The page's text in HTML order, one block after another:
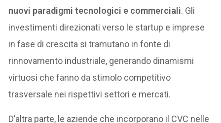
nuovi paradigmi tecnologici e commerciali. Gli
investimenti direzionati verso le startup e imprese
in fase di crescita si tramutano in fonte di
rinnovamento industriale, generando dinamismi
virtuosi che fanno da stimolo competitivo
trasversale nei rispettivi settori e mercati.
D’altra parte, le aziende che incorporano il CVC nelle